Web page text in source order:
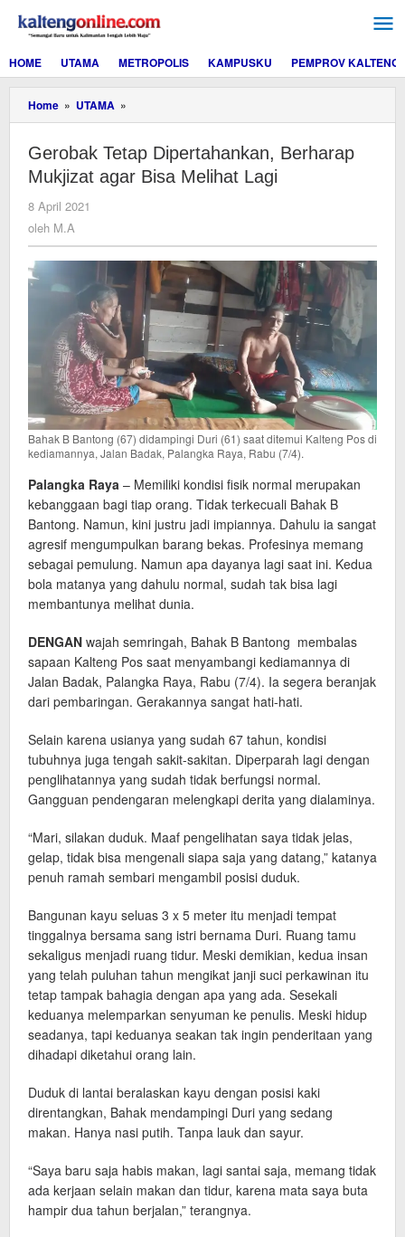
konten
HOME
UTAMA METROPOLIS KAMPUSKU PEMPROV KALTENG
Home » UTAMA »
Tetap
Berharap
Mukjizat
agar
Gerobak Tetap Dipertahankan, Berharap
Mukjizat agar Bisa Melihat Lagi
8 April 2021
oleh M.A
Bahak B Bantong (67) didampingi Duri (61) saat ditemui Kalteng Pos di
kediamannya, Jalan Badak, Palangka Raya, Rabu (7/4).
Palangka Raya – Memiliki kondisi fisik normal merupakan
kebanggaan bagi tiap orang. Tidak terkecuali Bahak B
Bantong. Namun, kini justru jadi impiannya. Dahulu ia sangat
agresif mengumpulkan barang bekas. Profesinya memang
sebagai pemulung. Namun apa dayanya lagi saat ini. Kedua
bola matanya yang dahulu normal, sudah tak bisa lagi
membantunya melihat dunia.
DENGAN wajah semringah, Bahak B Bantong membalas
sapaan Kalteng Pos saat menyambangi kediamannya di
Jalan Badak, Palangka Raya, Rabu (7/4). Ia segera beranjak
dari pembaringan. Gerakannya sangat hati-hati.
Selain karena usianya yang sudah 67 tahun, kondisi
tubuhnya juga tengah sakit-sakitan. Diperparah lagi dengan
penglihatannya yang sudah tidak berfungsi normal.
Gangguan pendengaran melengkapi derita yang dialaminya.
“Mari, silakan duduk. Maaf pengelihatan saya tidak jelas,
gelap, tidak bisa mengenali siapa saja yang datang,” katanya
penuh ramah sembari mengambil posisi duduk.
Bangunan kayu seluas 3 x 5 meter itu menjadi tempat
tinggalnya bersama sang istri bernama Duri. Ruang tamu
sekaligus menjadi ruang tidur. Meski demikian, kedua insan
yang telah puluhan tahun mengikat janji suci perkawinan itu
tetap tampak bahagia dengan apa yang ada. Sesekali
keduanya melemparkan senyuman ke penulis. Meski hidup
seadanya, tapi keduanya seakan tak ingin penderitaan yang
dihadapi diketahui orang lain.
Duduk di lantai beralaskan kayu dengan posisi kaki
direntangkan, Bahak mendampingi Duri yang sedang
makan. Hanya nasi putih. Tanpa lauk dan sayur.
“Saya baru saja habis makan, lagi santai saja, memang tidak
ada kerjaan selain makan dan tidur, karena mata saya buta
hampir dua tahun berjalan,” terangnya.